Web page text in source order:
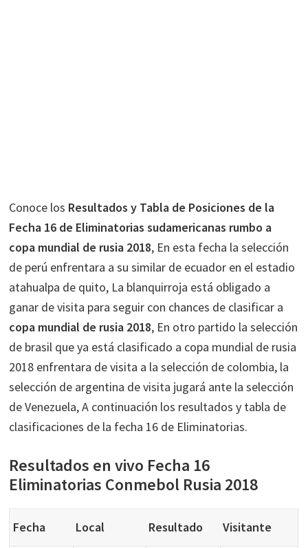
Conoce los Resultados y Tabla de Posiciones de la
Fecha 16 de Eliminatorias sudamericanas rumbo a
copa mundial de rusia 2018, En esta fecha la selección
de perú enfrentara a su similar de ecuador en el estadio
atahualpa de quito, La blanquirroja está obligado a
ganar de visita para seguir con chances de clasificar a
copa mundial de rusia 2018, En otro partido la selección
de brasil que ya está clasificado a copa mundial de rusia
2018 enfrentara de visita a la selección de colombia, la
selección de argentina de visita jugará ante la selección
de Venezuela, A continuación los resultados y tabla de
clasificaciones de la fecha 16 de Eliminatorias.
Resultados en vivo Fecha 16
Eliminatorias Conmebol Rusia 2018
Fecha Local Resultado Visitante